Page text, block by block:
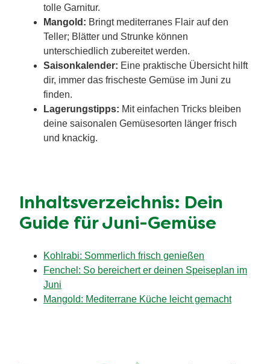
tolle Garnitur.
Mangold: Bringt mediterranes Flair auf den
Teller; Blätter und Strunke können
unterschiedlich zubereitet werden.
Saisonkalender: Eine praktische Übersicht hilft
dir, immer das frischeste Gemüse im Juni zu
finden.
Lagerungstipps: Mit einfachen Tricks bleiben
deine saisonalen Gemüsesorten länger frisch
und knackig.
Inhaltsverzeichnis: Dein
Guide für Juni-Gemüse
Kohlrabi: Sommerlich frisch genießen
Fenchel: So bereichert er deinen Speiseplan im
Juni
Mangold: Mediterrane Küche leicht gemacht